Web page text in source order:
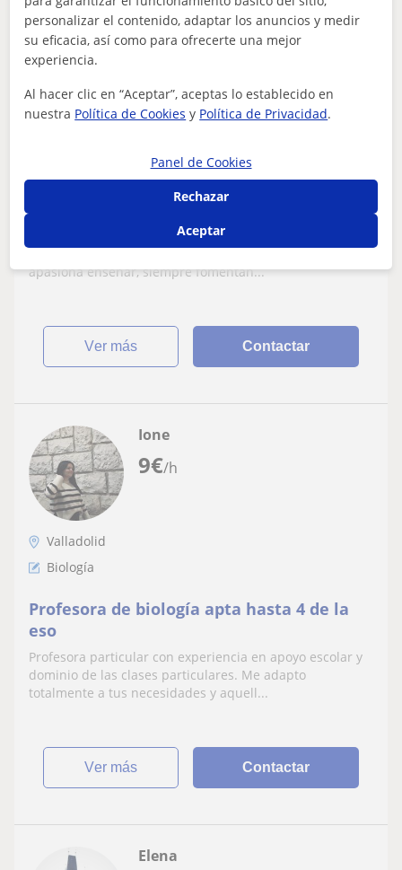
12€/h 1ª clase gratis
Daniel
Valladolid Capital, Zaratán
Estudiante de enfermería ofrece clases en
química...además de apoyo para cualquier
asignatura de la ESO de ciencias y/o
bachillerato
Dispongo de amplia experiencia dando clase a menores,
paciencia y dedicación!Me apasiona mi carrera y me
apasiona enseñar, siempre fomentan...
ver más Contactar
9€/h
Ione
Valladolid
Biología
Profesora de biología apta hasta 4 de la
eso
Profesora particular con experiencia en apoyo escolar y
dominio de las clases particulares. Me adapto
totalmente a tus necesidades y aquell...
ver más Contactar
Elena
personalizar el contenido, adaptar los anuncios y medir
su eficacia, así como para ofrecerte una mejor
experiencia.
Al hacer clic en “Aceptar”, aceptas lo establecido en
nuestra Política de Cookies y Política de Privacidad.
Panel de Cookies
Rechazar
Aceptar